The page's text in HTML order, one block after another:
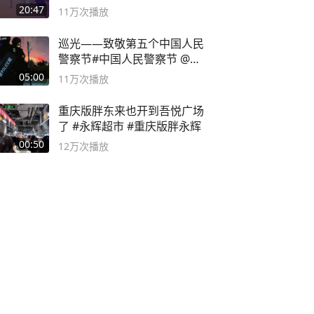
20:47 主机大作
11万次播放
05:00
巡光——致敬第五个中国人民
警察节#中国人民警察节 @抖
音小助手
11万次播放
00:50
重庆版胖东来也开到吾悦广场
了 #永辉超市 #重庆版胖永辉
12万次播放